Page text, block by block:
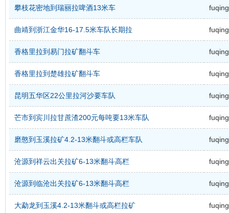
攀枝花密地到瑞丽拉啤酒13米车 fuqing
曲靖到浙江金华16-17.5米车队长期拉 fuqing
香格里拉到易门拉矿翻斗车 fuqing
香格里拉到楚雄拉矿翻斗车 fuqing
昆明五华区22公里拉河沙要车队 fuqing
芒市到宾川拉甘蔗渣200元每吨要13米车队 fuqing
磨憨到玉溪拉矿4.2-13米翻斗或高栏车队 fuqing
沧源到祥云出关拉矿6-13米翻斗高栏 fuqing
沧源到临沧出关拉矿6-13米翻斗高栏 fuqing
大勐龙到玉溪4.2-13米翻斗或高栏拉矿 fuqing